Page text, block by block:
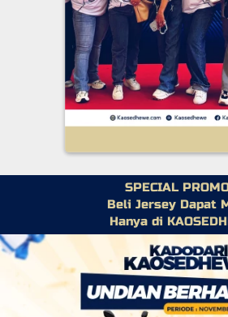
SPECIAL
Beli Jersey Dapat
Hanya di